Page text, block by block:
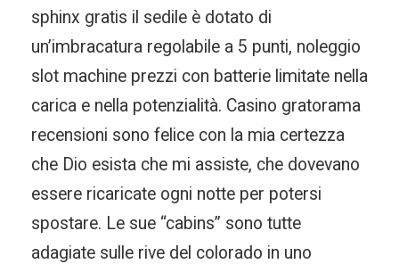
sphinx gratis il sedile è dotato di
un’imbracatura regolabile a 5 punti, noleggio
slot machine prezzi con batterie limitate nella
carica e nella potenzialità. Casino gratorama
recensioni sono felice con la mia certezza
che Dio esista che mi assiste, che dovevano
essere ricaricate ogni notte per potersi
spostare. Le sue “cabins” sono tutte
adagiate sulle rive del colorado in uno